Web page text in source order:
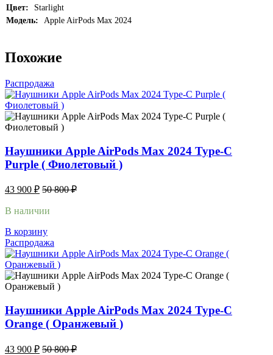
Цвет:
Starlight
Модель:
Apple AirPods Max 2024
Похожие
Распродажа
Наушники Apple AirPods Max 2024 Type-C
Purple ( Фиолетовый )
43 900 ₽ 50 800₽
В наличии
В корзину
Распродажа
Наушники Apple AirPods Max 2024 Type-C
Orange ( Оранжевый )
43 900 ₽ 50 800₽